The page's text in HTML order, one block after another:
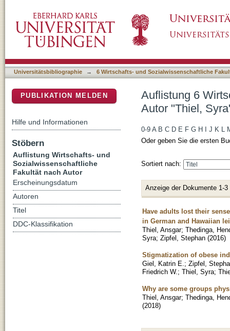
Universitätsbibliographie → 6 Wirtschafts- und Sozialwissenschaftliche
Auflistung 6
Autor "Thiel,
0-9 A B C D E F G H J K L
Oder geben Sie die ersten
Sortiert nach:
Anzeige der Dokumente 1-3
Have adults lost their
in German and Hawaiian
Thiel, Ansgar; Thedinga,
Syra; Zipfel, Stephan (2016)
Stigmatization of obese
Giel, Katrin E. ; Zipfel,
Friedrich W. ; Thiel, Syra;
Why are some groups
Thiel, Ansgar; Thedinga,
(2018)
PUBLIKATION MELDEN
Hilfe und Informationen
Stöbern
Auflistung Wirtschafts- und
Sozialwissenschaftliche
Fakultät nach Autor
Erscheinungsdatum
Autoren
Titel
DDC-Klassifikation